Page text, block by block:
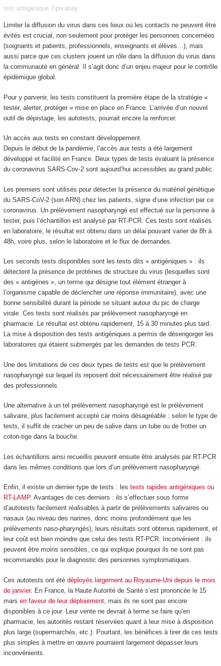
test antigénique ©pixabay
Limiter la diffusion du virus dans ces lieux où les contacts ne peuvent être
évités est crucial, non seulement pour protéger les personnes concernées
(soignants et patients, professionnels, enseignants et élèves…), mais
aussi parce que ces clusters jouent un rôle dans la diffusion du virus dans
la communauté en général. Il s’agit donc d’un enjeu majeur pour le contrôle
épidémique global.
Pour y parvenir, les tests constituent la première étape de la stratégie «
tester, alerter, protéger » mise en place en France. L’arrivée d’un nouvel
outil de dépistage, les autotests, pourrait encore la renforcer.
Un accès aux tests en constant développement
Depuis le début de la pandémie, l’accès aux tests a été largement
développé et facilité en France. Deux types de tests évaluant la présence
du coronavirus SARS-Cov-2 sont aujourd’hui accessibles au grand public.
Les premiers sont utilisés pour détecter la présence du matériel génétique
du SARS-CoV-2 (son ARN) chez les patients, signe d’une infection par ce
coronavirus. Un prélèvement nasopharyngé est effectué sur la personne à
tester, puis l’échantillon est analysé par RT-PCR. Ces tests sont réalisés
en laboratoire, le résultat est obtenu dans un délai pouvant varier de 8h à
48h, voire plus, selon le laboratoire et le flux de demandes.
Les seconds tests disponibles sont les tests dits « antigéniques » : ils
détectent la présence de protéines de structure du virus (lesquelles sont
des « antigènes », un terme qui désigne tout élément étranger à
l’organisme capable de déclencher une réponse immunitaire), avec une
bonne sensibilité durant la période se situant autour du pic de charge
virale. Ces tests sont réalisés par prélèvement nasopharyngé en
pharmacie. Le résultat est obtenu rapidement, 15 à 30 minutes plus tard.
La mise à disposition des tests antigéniques a permis de désengorger les
laboratoires qui étaient submergés par les demandes de tests PCR.
Une des limitations de ces deux types de tests est que le prélèvement
nasopharyngé sur lequel ils reposent doit nécessairement être réalisé par
des professionnels.
Une alternative à un tel prélèvement nasopharyngé est le prélèvement
salivaire, plus facilement accepté car moins désagréable : selon le type de
tests, il suffit de cracher un peu de salive dans un tube ou de frotter un
coton-tige dans la bouche.
Les échantillons ainsi recueillis peuvent ensuite être analysés par RT-PCR
dans les mêmes conditions que lors d’un prélèvement nasopharyngé.
Enfin, il existe un dernier type de tests : les tests rapides antigéniques ou
RT-LAMP. Avantages de ces derniers : ils s’effectuer sous forme
d’autotests facilement réalisables à partir de prélèvements salivaires ou
nasaux (au niveau des narines, donc moins profondément que les
prélèvements naso-pharyngés), leurs résultats sont obtenus rapidement, et
leur coût est bien moindre que celui des tests RT-PCR. Inconvénient : ils
peuvent être moins sensibles, ce qui explique pourquoi ils ne sont pas
recommandés pour le diagnostic des personnes symptomatiques.
Ces autotests ont été déployés largement au Royaume-Uni depuis le mois
de janvier. En France, la Haute Autorité de Santé s’est prononcée le 15
mars en faveur de leur déploiement, mais ils ne sont pas encore
disponibles à ce jour. Leur vente ne devrait à terme se faire qu’en
pharmacie, les autorités restant réservées quant à leur mise à disposition
plus large (supermarchés, etc.). Pourtant, les bénéfices à tirer de ces tests
plus simples à mettre en œuvre pourraient largement dépasser leurs
inconvénients.